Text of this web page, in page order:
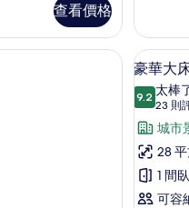
查看價格
相
片
大
床
房
Queen
詳
情
- King | 高級寢具、羽絨被、客房
顯
示
豪
華
大
床
房
8
豪華大
9.29.2 分，
太棒
23 則
(23
則
評
論)
城市
28
1 間
可容